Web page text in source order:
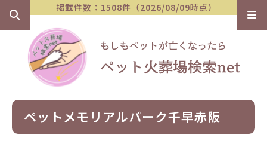
掲載件数：1508件（2026/08/09時点）
ペットメモリアルパーク千早赤阪